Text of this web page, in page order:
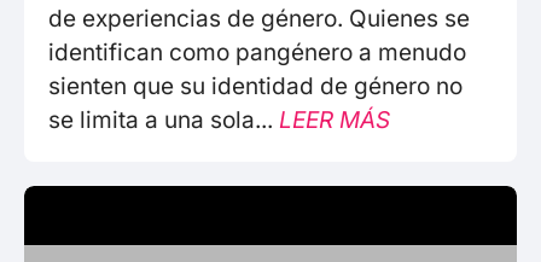
de experiencias de género. Quienes se
identifican como pangénero a menudo
sienten que su identidad de género no
se limita a una sola... LEER MÁS